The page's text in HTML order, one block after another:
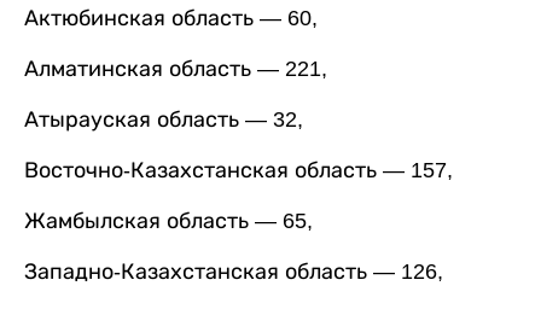
Актюбинская область — 60,
Алматинская область — 221,
Атырауская область — 32,
Восточно-Казахстанская область — 157,
Жамбылская область — 65,
Западно-Казахстанская область — 126,